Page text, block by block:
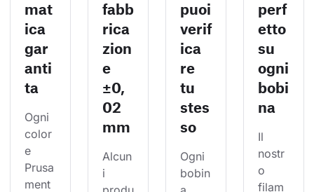
mat
ica
gar
anti
ta
Ogni
color
e
Prusa
ment
fabb
rica
zion
e
±0,
02
mm
Alcun
i
puoi
verif
ica
re
tu
stes
so
Ogni
bobin
perf
etto
su
ogni
bobi
na
Il
nostr
o
filam